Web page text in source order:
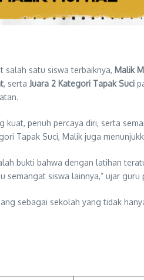
salah satu siswa terbaiknya, Malik
, serta Juara 2 Kategori Tapak Suci
penuh percaya diri, serta
Tapak Suci, Malik juga
bukti bahwa dengan latihan
siswa lainnya,” ujar
sebagai sekolah yang tidak